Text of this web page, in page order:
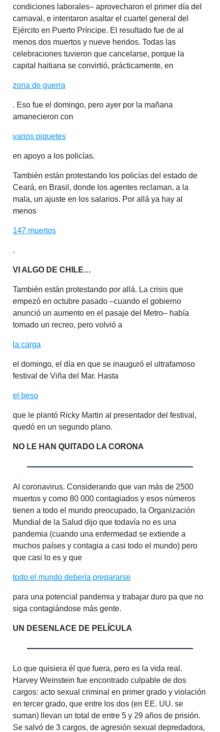
condiciones laborales– aprovecharon el primer día del
carnaval, e intentaron asaltar el cuartel general del
Ejército en Puerto Príncipe. El resultado fue de al
menos dos muertos y nueve heridos. Todas las
celebraciones tuvieron que cancelarse, porque la
capital haitiana se convirtió, prácticamente, en
zona de guerra
. Eso fue el domingo, pero ayer por la mañana
amanecieron con
varios piquetes
en apoyo a los policías.
También están protestando los policías del estado de
Ceará, en Brasil, donde los agentes reclaman, a la
mala, un ajuste en los salarios. Por allá ya hay al
menos
147 muertos
.
VI ALGO DE CHILE…
También están protestando por allá. La crisis que
empezó en octubre pasado –cuando el gobierno
anunció un aumento en el pasaje del Metro– había
tomado un recreo, pero volvió a
la carga
el domingo, el día en que se inauguró el ultrafamoso
festival de Viña del Mar. Hasta
el beso
que le plantó Ricky Martin al presentador del festival,
quedó en un segundo plano.
NO LE HAN QUITADO LA CORONA
Al coronavirus. Considerando que van más de 2500
muertos y como 80 000 contagiados y esos números
tienen a todo el mundo preocupado, la Organización
Mundial de la Salud dijo que todavía no es una
pandemia (cuando una enfermedad se extiende a
muchos países y contagia a casi todo el mundo) pero
que casi lo es y que
todo el mundo debería prepararse
para una potencial pandemia y trabajar duro pa que no
siga contagiándose más gente.
UN DESENLACE DE PELÍCULA
Lo que quisiera él que fuera, pero es la vida real.
Harvey Weinstein fue encontrado culpable de dos
cargos: acto sexual criminal en primer grado y violación
en tercer grado, que entre los dos (en EE. UU. se
suman) llevan un total de entre 5 y 29 años de prisión.
Se salvó de 3 cargos, de agresión sexual depredadora,